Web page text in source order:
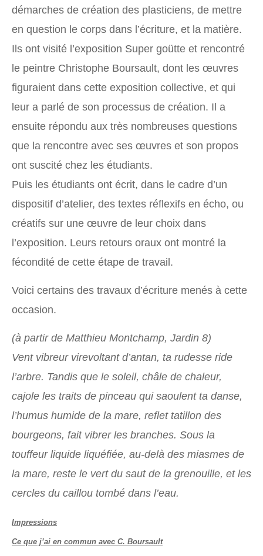
démarches de création des plasticiens, de mettre
en question le corps dans l’écriture, et la matière.
Ils ont visité l’exposition Super goütte et rencontré
le peintre Christophe Boursault, dont les œuvres
figuraient dans cette exposition collective, et qui
leur a parlé de son processus de création. Il a
ensuite répondu aux très nombreuses questions
que la rencontre avec ses œuvres et son propos
ont suscité chez les étudiants.
Puis les étudiants ont écrit, dans le cadre d’un
dispositif d’atelier, des textes réflexifs en écho, ou
créatifs sur une œuvre de leur choix dans
l’exposition. Leurs retours oraux ont montré la
fécondité de cette étape de travail.
Voici certains des travaux d’écriture menés à cette
occasion.
(à partir de Matthieu Montchamp, Jardin 8)
Vent vibreur virevoltant d’antan, ta rudesse ride
l’arbre. Tandis que le soleil, châle de chaleur,
cajole les traits de pinceau qui saoulent ta danse,
l’humus humide de la mare, reflet tatillon des
bourgeons, fait vibrer les branches. Sous la
touffeur liquide liquéfiée, au-delà des miasmes de
la mare, reste le vert du saut de la grenouille, et les
cercles du caillou tombé dans l’eau.
Impressions
Ce que j’ai en commun avec C. Boursault